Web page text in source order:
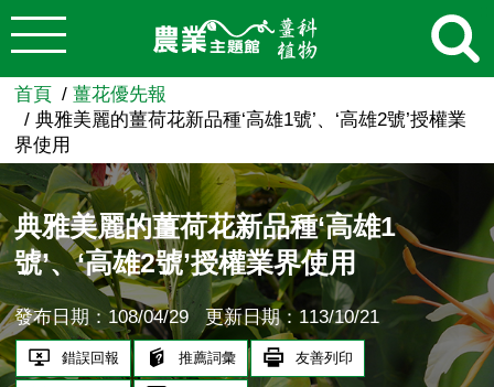
跳到主要內容
農業知識入口網
首頁
薑花優先報
典雅美麗的薑荷花新品種‘高雄1號’、‘高雄2號’授權業
界使用
典雅美麗的薑荷花新品種‘高雄1
號’、‘高雄2號’授權業界使用
發布日期：108/04/29 更新日期：113/10/21
錯誤回報 推薦詞彙 友善列印